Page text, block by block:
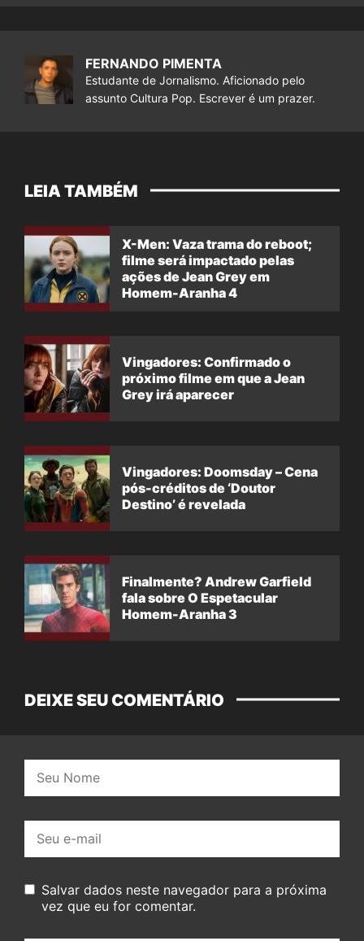
FERNANDO PIMENTA
Estudante de Jornalismo. Aficionado pelo
assunto Cultura Pop. Escrever é um prazer.
LEIA TAMBÉM
X-Men: Vaza trama do reboot;
filme será impactado pelas
ações de Jean Grey em
Homem-Aranha 4
Vingadores: Confirmado o
próximo filme em que a Jean
Grey irá aparecer
Vingadores: Doomsday – Cena
pós-créditos de ‘Doutor
Destino’ é revelada
Finalmente? Andrew Garfield
fala sobre O Espetacular
Homem-Aranha 3
DEIXE SEU COMENTÁRIO
mail:
Salvar dados neste navegador para a próxima
vez que eu for comentar.